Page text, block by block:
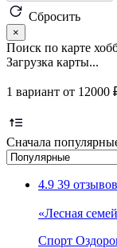
Сбросить
×
Поиск по карте
Загрузка карты...
1 вариант от 12000
Сначала
4.9 39 отзывов
«Лесная
Спорт